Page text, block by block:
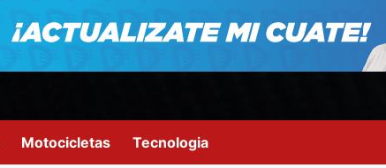
Motocicletas Tecnologia